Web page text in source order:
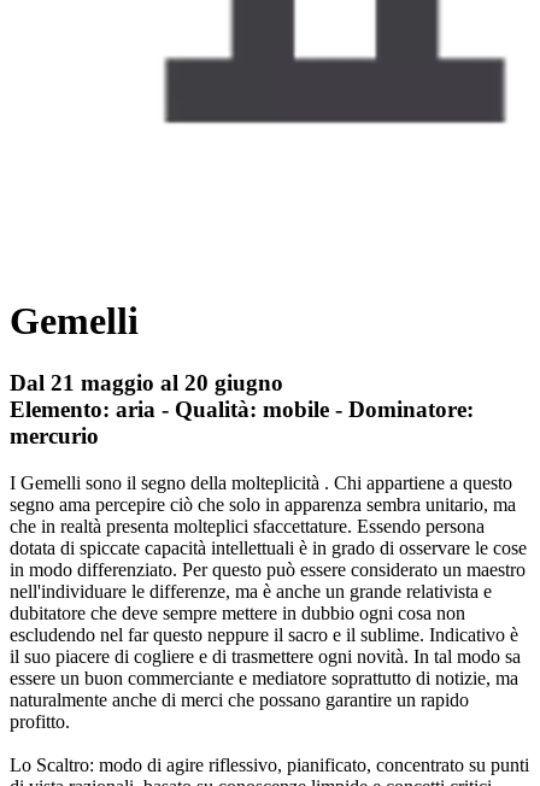
Gemelli
Dal 21 maggio al 20 giugno
Elemento: aria - Qualità: mobile - Dominatore:
mercurio
I Gemelli sono il segno della molteplicità . Chi appartiene a questo
segno ama percepire ciò che solo in apparenza sembra unitario, ma
che in realtà presenta molteplici sfaccettature. Essendo persona
dotata di spiccate capacità intellettuali è in grado di osservare le cose
in modo differenziato. Per questo può essere considerato un maestro
nell'individuare le differenze, ma è anche un grande relativista e
dubitatore che deve sempre mettere in dubbio ogni cosa non
escludendo nel far questo neppure il sacro e il sublime. Indicativo è
il suo piacere di cogliere e di trasmettere ogni novità. In tal modo sa
essere un buon commerciante e mediatore soprattutto di notizie, ma
naturalmente anche di merci che possano garantire un rapido
profitto.
Lo Scaltro: modo di agire riflessivo, pianificato, concentrato su punti